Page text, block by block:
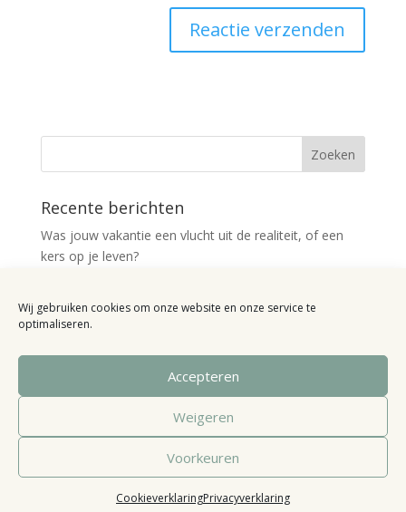
Wij gebruiken cookies om onze website en onze service te
optimaliseren.
Accepteren
Weigeren
Voorkeuren
CookieverklaringPrivacyverklaring
Recente berichten
Was jouw vakantie een vlucht uit de realiteit, of een
kers op je leven?
Uit de praktijk: “Kan ik dan ook niet meer boos worden,
als ik doodga met Minecraft?”
Uit de praktijk: “hij negeert me, liegt en scheldt me
Recente reacties